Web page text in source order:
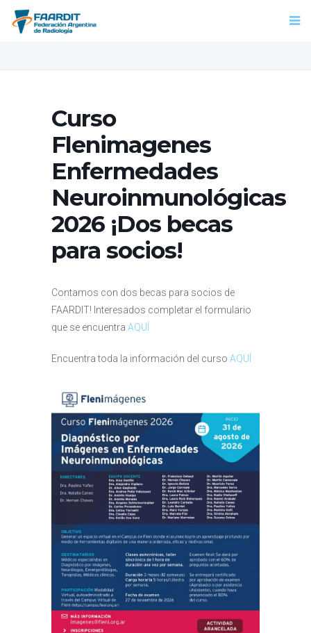
Curso
Flenimagenes
Enfermedades
Neuroinmunológicas
2026 ¡Dos becas
para socios!
Contamos con dos becas para socios de
FAARDIT! Interesados completar el formulario
que se encuentra AQUÍ
Encuentra toda la información del curso AQUÍ